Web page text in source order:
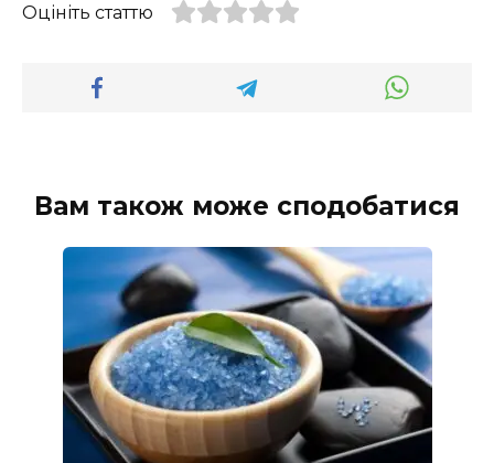
Оцініть статтю
Вам також може сподобатися